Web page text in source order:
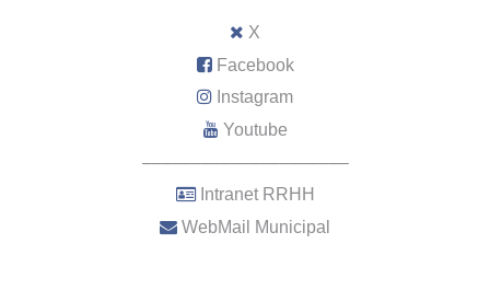
X
Facebook
Instagram
Youtube
–––––––––––––––––––––
Intranet RRHH
WebMail Municipal